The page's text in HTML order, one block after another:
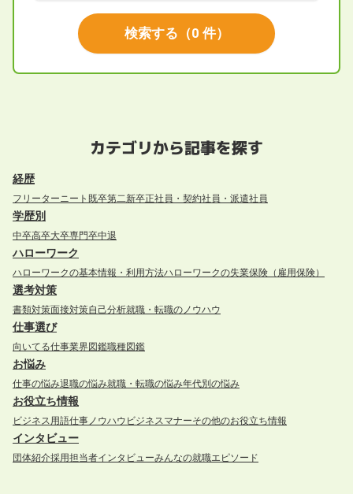
検索する （0 件）
カテゴリから記事を探す
経歴
フリーターニート 既卒第二新卒正社員・契約社員・派遣社員
学歴別
中卒高卒大卒専門卒中退
ハローワーク
ハローワークの基本情報・利用方法ハローワークの失業保険（雇用保険）
選考対策
書類対策面接対策自己分析就職・転職のノウハウ
仕事選び
向いてる仕事業界図鑑職種図鑑
お悩み
仕事の悩み退職の悩み就職・転職の悩み年代別の悩み
お役立ち情報
ビジネス用語仕事ノウハウ ビジネスマナーその他のお役立ち情報
インタビュー
団体紹介採用担当者インタビューみんなの就職エピソード